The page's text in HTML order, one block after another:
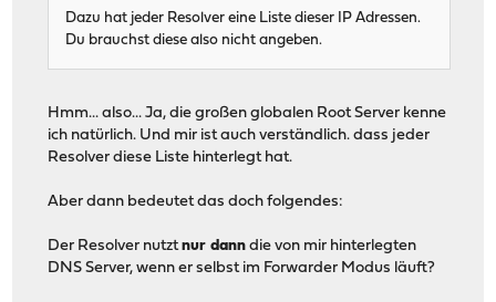
Dazu hat jeder Resolver eine Liste dieser IP Adressen.
Du brauchst diese also nicht angeben.
Hmm... also... Ja, die großen globalen Root Server kenne
ich natürlich. Und mir ist auch verständlich. dass jeder
Resolver diese Liste hinterlegt hat.
Aber dann bedeutet das doch folgendes:
Der Resolver nutztnur dann die von mir hinterlegten
DNS Server, wenn er selbst im Forwarder Modus läuft?